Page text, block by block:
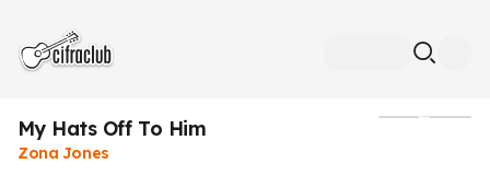
My Hats Off To Him
Zona Jones